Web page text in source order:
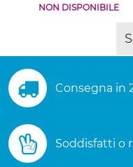
NON DISPONIBILE
Consegna in
Soddisfatti o